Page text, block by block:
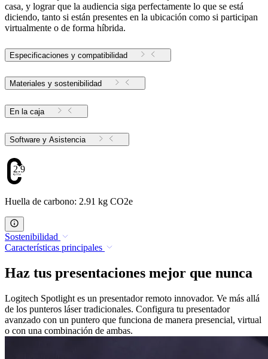
casa, y lograr que la audiencia siga perfectamente lo que se está
diciendo, tanto si están presentes en la ubicación como si participan
virtualmente o de forma híbrida.
Especificaciones y compatibilidad
Materiales y sostenibilidad
En la caja
Software y Asistencia
2.91
Huella de carbono: 2.91 kg CO2e
Sostenibilidad
Características principales
Haz tus presentaciones mejor que nunca
Logitech Spotlight es un presentador remoto innovador. Ve más allá
de los punteros láser tradicionales. Configura tu presentador
avanzado con un puntero que funciona de manera presencial, virtual
o con una combinación de ambas.